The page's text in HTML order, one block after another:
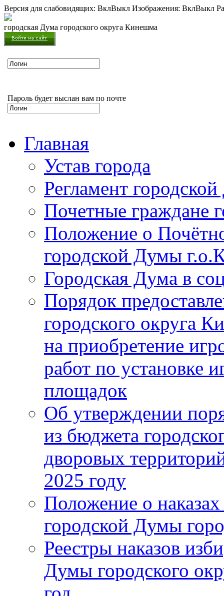
Версия для слабовидящих: ВклВыкл Изображения: ВклВыкл
городская Дума городского округа Кинешма
Пароль будет выслан вам по почте
Главная
Устав города
Регламент
Почетные граждане
Положение о
городской Думы
Городская Дума в
Порядок
городского округа
на приобретение
работ по установке
площадок
Об утверждении
из бюджета
дворовых
2025 году
Положение о
городской Думы
Реестры наказов
Думы городского